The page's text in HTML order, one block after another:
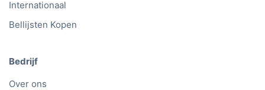
Internationaal
Bellijsten Kopen
Bedrijf
Over ons